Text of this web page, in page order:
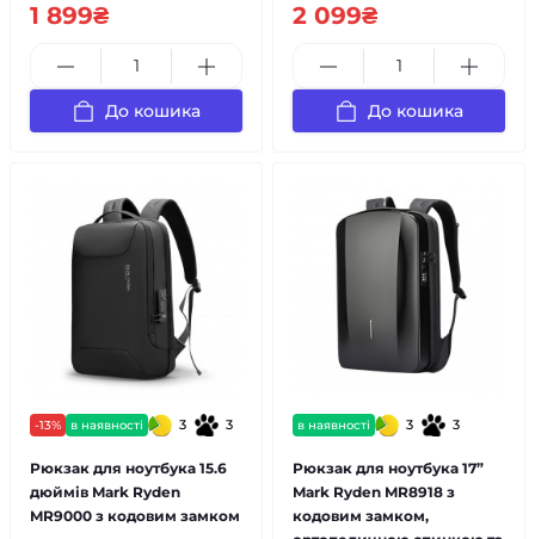
1 899₴
До кошика
2 099₴
До кошика
-13% в наявності 3 3
Рюкзак для ноутбука 15.6
дюймів Mark Ryden
MR9000 з кодовим замком
в наявності 3 3
Рюкзак для ноутбука 17”
Mark Ryden MR8918 з
кодовим замком,